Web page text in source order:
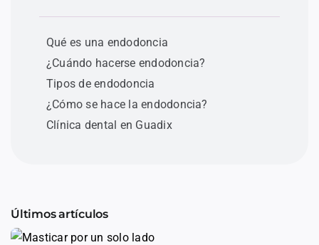
Qué es una endodoncia
¿Cuándo hacerse endodoncia?
Tipos de endodoncia
¿Cómo se hace la endodoncia?
Clínica dental en Guadix
Últimos artículos